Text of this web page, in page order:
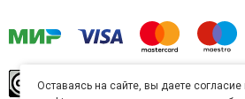
произведение
Оставаясь на сайте, вы даете согласие